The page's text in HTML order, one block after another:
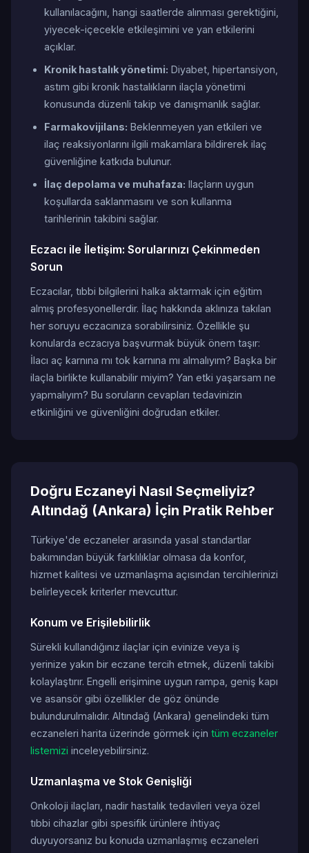
kullanılacağını, hangi saatlerde alınması gerektiğini,
yiyecek-içecekle etkileşimini ve yan etkilerini
açıklar.
Kronik hastalık yönetimi: Diyabet, hipertansiyon,
astım gibi kronik hastalıkların ilaçla yönetimi
konusunda düzenli takip ve danışmanlık sağlar.
Farmakovijilans: Beklenmeyen yan etkileri ve
ilaç reaksiyonlarını ilgili makamlara bildirerek ilaç
güvenliğine katkıda bulunur.
İlaç depolama ve muhafaza: Ilaçların uygun
koşullarda saklanmasını ve son kullanma
tarihlerinin takibini sağlar.
Eczacı ile İletişim: Sorularınızı Çekinmeden
Sorun
Eczacılar, tıbbi bilgilerini halka aktarmak için eğitim
almış profesyonellerdir. İlaç hakkında aklınıza takılan
her soruyu eczacınıza sorabilirsiniz. Özellikle şu
konularda eczacıya başvurmak büyük önem taşır:
İlacı aç karnına mı tok karnına mı almalıyım? Başka bir
ilaçla birlikte kullanabilir miyim? Yan etki yaşarsam ne
yapmalıyım? Bu soruların cevapları tedavinizin
etkinliğini ve güvenliğini doğrudan etkiler.
Doğru Eczaneyi Nasıl Seçmeliyiz?
Altındağ (Ankara) İçin Pratik Rehber
Türkiye'de eczaneler arasında yasal standartlar
bakımından büyük farklılıklar olmasa da konfor,
hizmet kalitesi ve uzmanlaşma açısından tercihlerinizi
belirleyecek kriterler mevcuttur.
Konum ve Erişilebilirlik
Sürekli kullandığınız ilaçlar için evinize veya iş
yerinize yakın bir eczane tercih etmek, düzenli takibi
kolaylaştırır. Engelli erişimine uygun rampa, geniş kapı
ve asansör gibi özellikler de göz önünde
bulundurulmalıdır. Altındağ (Ankara) genelindeki tüm
eczaneleri harita üzerinde görmek için tüm eczaneler
listemizi inceleyebilirsiniz.
Uzmanlaşma ve Stok Genişliği
Onkoloji ilaçları, nadir hastalık tedavileri veya özel
tıbbi cihazlar gibi spesifik ürünlere ihtiyaç
duyuyorsanız bu konuda uzmanlaşmış eczaneleri